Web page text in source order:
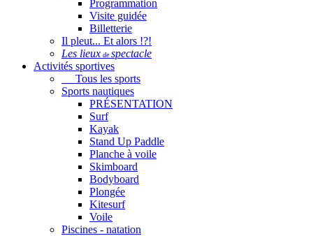
Programmation
Visite guidée
Billetterie
Il pleut... Et alors !?!
Les lieux despectacle
Activités sportives
Tous les sports
Sports nautiques
PRÉSENTATION
Surf
Kayak
Stand Up Paddle
Planche à voile
Skimboard
Bodyboard
Plongée
Kitesurf
Voile
Piscines - natation